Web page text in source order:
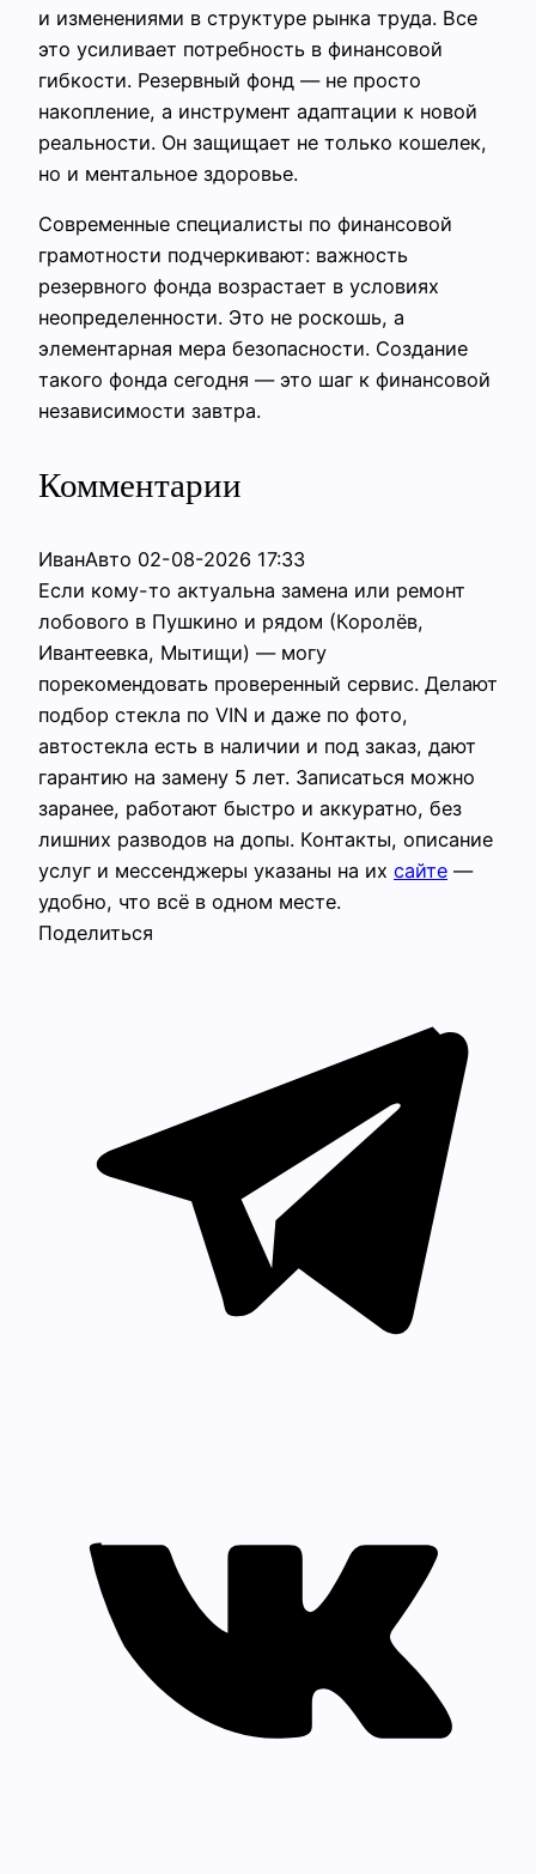
и изменениями в структуре рынка труда. Все
это усиливает потребность в финансовой
гибкости. Резервный фонд — не просто
накопление, а инструмент адаптации к новой
реальности. Он защищает не только кошелек,
но и ментальное здоровье.
Современные специалисты по финансовой
грамотности подчеркивают: важность
резервного фонда возрастает в условиях
неопределенности. Это не роскошь, а
элементарная мера безопасности. Создание
такого фонда сегодня — это шаг к финансовой
независимости завтра.
Комментарии
ИванАвто 02-08-2026 17:33
Если кому-то актуальна замена или ремонт
лобового в Пушкино и рядом (Королёв,
Ивантеевка, Мытищи) — могу
порекомендовать проверенный сервис. Делают
подбор стекла по VIN и даже по фото,
автостекла есть в наличии и под заказ, дают
гарантию на замену 5 лет. Записаться можно
заранее, работают быстро и аккуратно, без
лишних разводов на допы. Контакты, описание
услуг и мессенджеры указаны на их сайте —
удобно, что всё в одном месте.
Поделиться